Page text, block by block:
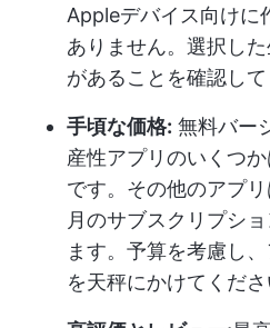
Appleデバイス向けに
ありません。選択し
があることを確認して
手頃な価格: 無料バー
産性アプリのいくつ
です。その他のアプ
月のサブスクリプシ
ます。予算を考慮し
を天秤にかけてくださ